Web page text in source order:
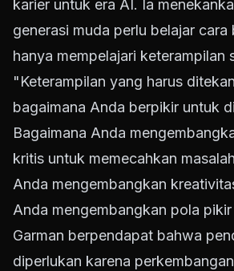
karier untuk era AI. Ia
generasi muda perlu belajar cara
hanya mempelajari keterampilan
"Keterampilan yang harus
bagaimana Anda berpikir untuk
Bagaimana Anda
kritis untuk memecahkan
Anda mengembangkan
Anda mengembangkan pola
Garman berpendapat bahwa
diperlukan karena